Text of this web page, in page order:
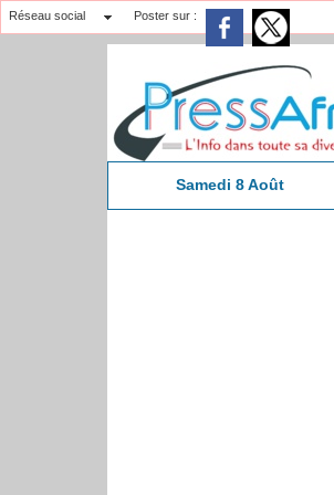
Réseau social Poster sur :
Samedi 8 Août